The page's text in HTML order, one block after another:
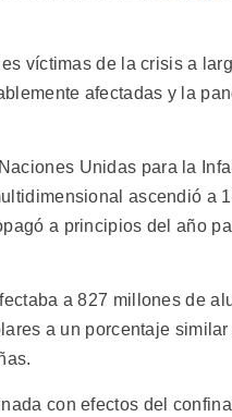
víctimas de la crisis a
afectadas y la
Unidas para la
ascendió a
a principios del año
a 827 millones de
a un porcentaje
con efectos del